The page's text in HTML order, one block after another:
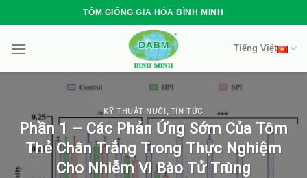
to
content
TÔM GIỐNG GIA HÓA BÌNH MINH
Tiếng Việt
KỸ THUẬT NUÔI , TIN TỨC
Phần 1 – Các Phản Ứng Sớm Của Tôm
Thẻ Chân Trắng Trong Thực Nghiệm
Cho Nhiễm Vi Bào Tử Trùng